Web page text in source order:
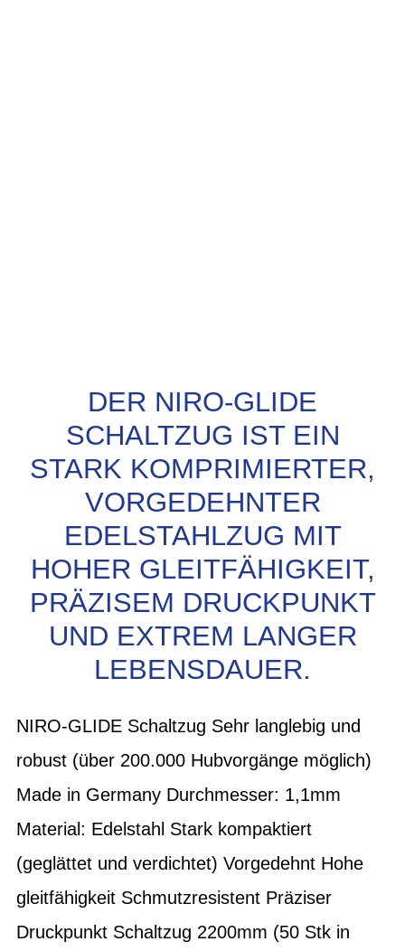
DER NIRO-GLIDE
SCHALTZUG IST EIN
STARK KOMPRIMIERTER,
VORGEDEHNTER
EDELSTAHLZUG MIT
HOHER GLEITFÄHIGKEIT,
PRÄZISEM DRUCKPUNKT
UND EXTREM LANGER
LEBENSDAUER.
NIRO-GLIDE Schaltzug Sehr langlebig und
robust (über 200.000 Hubvorgänge möglich)
Made in Germany Durchmesser: 1,1mm
Material: Edelstahl Stark kompaktiert
(geglättet und verdichtet) Vorgedehnt Hohe
gleitfähigkeit Schmutzresistent Präziser
Druckpunkt Schaltzug 2200mm (50 Stk in